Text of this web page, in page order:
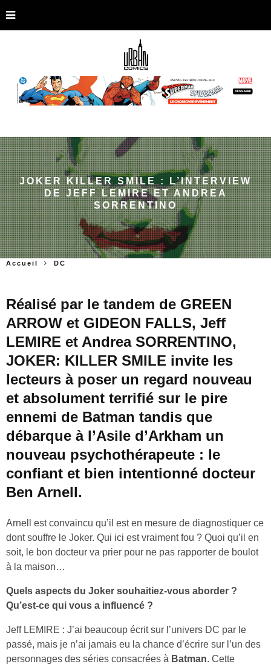
JOKER KILLER SMILE : L’INTERVIEW
DE JEFF LEMIRE ET ANDREA
SORRENTINO
Accueil DC
Réalisé par le tandem de GREEN
ARROW et GIDEON FALLS, Jeff
LEMIRE et Andrea SORRENTINO,
JOKER: KILLER SMILE invite les
lecteurs à poser un regard nouveau
et absolument terrifié sur le pire
ennemi de Batman tandis que
débarque à l’Asile d’Arkham un
nouveau psychothérapeute : le
confiant et bien intentionné docteur
Ben Arnell.
Arnell est convaincu qu’il est en mesure de diagnostiquer ce
dont souffre le Joker. Qui ici est vraiment fou ? Quoi qu’il en
soit, le bon docteur va prier pour ne pas rapporter de boulot
à la maison…
Quels aspects du Joker souhaitiez-vous aborder ?
Qu’est-ce qui vous a influencé ?
Jeff LEMIRE : J’ai beaucoup écrit sur l’univers DC par le
passé, mais je n’ai jamais eu la chance d’écrire sur l’un des
personnages des séries consacrées à Batman. Cette